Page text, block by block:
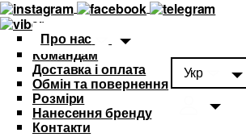
Про нас
Командам
Доставка і оплата
Обмін та повернення
Розміри
Нанесення бренду
Контакти
Укр